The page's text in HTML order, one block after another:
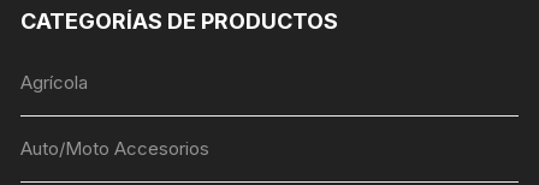
CATEGORÍAS DE PRODUCTOS
Agrícola
Auto/Moto Accesorios